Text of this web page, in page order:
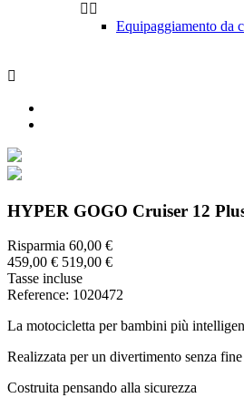
 
Equipaggiamento da

HYPER GOGO Cruiser 12
Risparmia 60,00 €
459,00 € 519,00 €
Tasse incluse
Reference: 1020472
La motocicletta per bambini più
Realizzata per un divertimento senza fine
Costruita pensando alla sicurezza